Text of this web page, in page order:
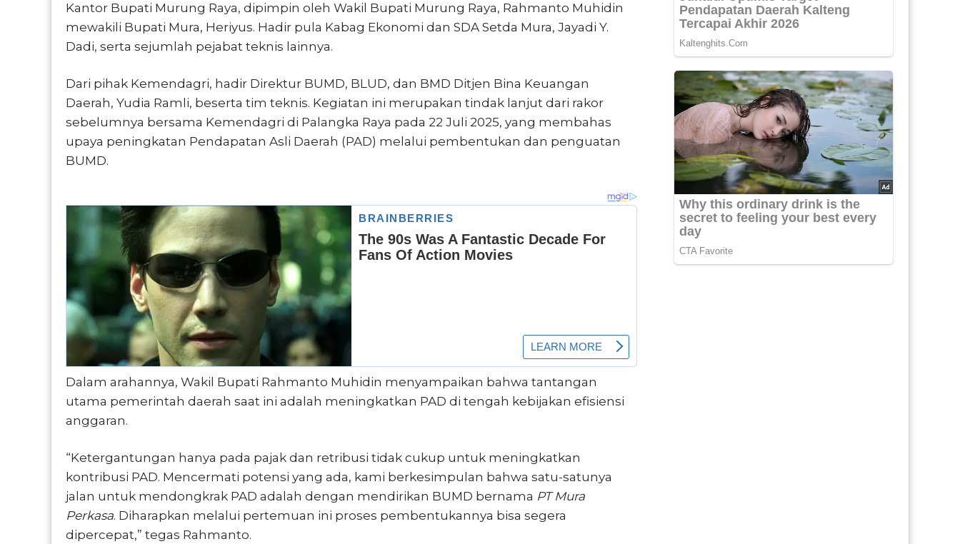
Kantor Bupati Murung Raya, dipimpin oleh Wakil Bupati Murung Raya, Rahmanto Muhidin
mewakili Bupati Mura, Heriyus. Hadir pula Kabag Ekonomi dan SDA Setda Mura, Jayadi Y.
Dadi, serta sejumlah pejabat teknis lainnya.
Dari pihak Kemendagri, hadir Direktur BUMD, BLUD, dan BMD Ditjen Bina Keuangan
Daerah, Yudia Ramli, beserta tim teknis. Kegiatan ini merupakan tindak lanjut dari rakor
sebelumnya bersama Kemendagri di Palangka Raya pada 22 Juli 2025, yang membahas
upaya peningkatan Pendapatan Asli Daerah (PAD) melalui pembentukan dan penguatan
BUMD.
Dalam arahannya, Wakil Bupati Rahmanto Muhidin menyampaikan bahwa tantangan
utama pemerintah daerah saat ini adalah meningkatkan PAD di tengah kebijakan efisiensi
anggaran.
“Ketergantungan hanya pada pajak dan retribusi tidak cukup untuk meningkatkan
kontribusi PAD. Mencermati potensi yang ada, kami berkesimpulan bahwa satu-satunya
jalan untuk mendongkrak PAD adalah dengan mendirikan BUMD bernama PT Mura
Perkasa. Diharapkan melalui pertemuan ini proses pembentukannya bisa segera
dipercepat,” tegas Rahmanto.